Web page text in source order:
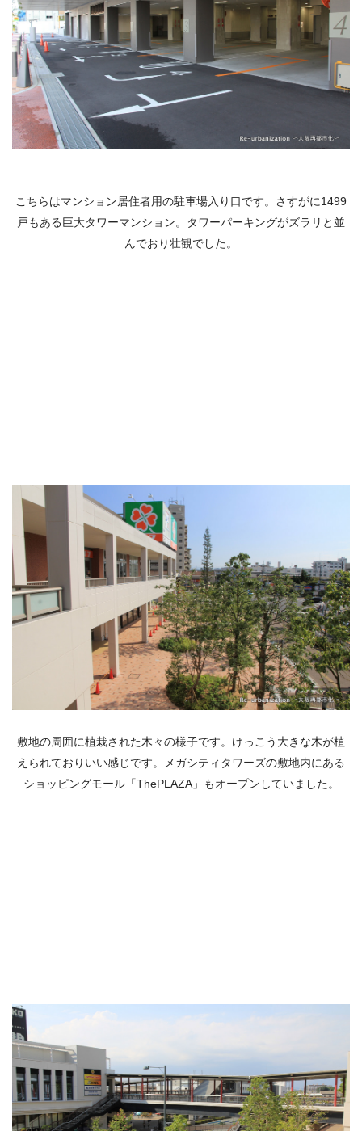
こちらはマンション居住者用の駐車場入り口です。さすがに1499
戸もある巨大タワーマンション。タワーパーキングがズラリと並
んでおり壮観でした。
敷地の周囲に植栽された木々の様子です。けっこう大きな木が植
えられておりいい感じです。メガシティタワーズの敷地内にある
ショッピングモール「ThePLAZA」もオープンしていました。